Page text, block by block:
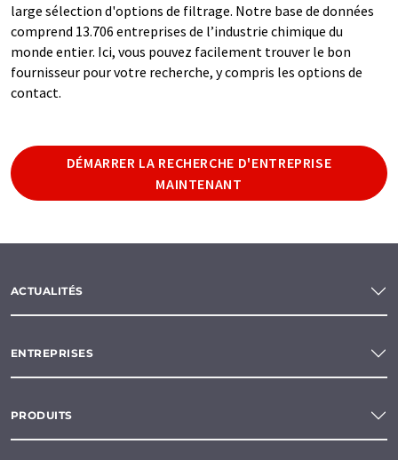
large sélection d'options de filtrage. Notre base de données
comprend 13.706 entreprises de l’industrie chimique du
monde entier. Ici, vous pouvez facilement trouver le bon
fournisseur pour votre recherche, y compris les options de
contact.
DÉMARRER LA RECHERCHE D'ENTREPRISE
MAINTENANT
ACTUALITÉS
ENTREPRISES
PRODUITS